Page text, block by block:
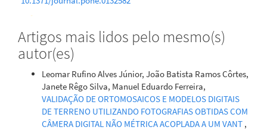
Ana Magalhães C. Teixeira, José Roberto R. Pinto, Aryanne G.
Amaral, Cássia Beatriz R. Munhoz
Angiosperm species of “Cerrado” sensu stricto in Terra
Ronca State Park, Brazil: floristics, phytogeography and
conservation.Brazilian Journal of Botany, 40(1), 225.
10.1007/s40415-016-0341-4
Artigos mais lidos pelo mesmo(s)
autor(es)
Leomar Rufino Alves Júnior, João Batista Ramos Côrtes,
Janete Rêgo Silva, Manuel Eduardo Ferreira,
VALIDAÇÃO DE ORTOMOSAICOS E MODELOS DIGITAIS
DE TERRENO UTILIZANDO FOTOGRAFIAS OBTIDAS COM
CÂMERA DIGITAL NÃO MÉTRICA ACOPLADA A UM VANT ,